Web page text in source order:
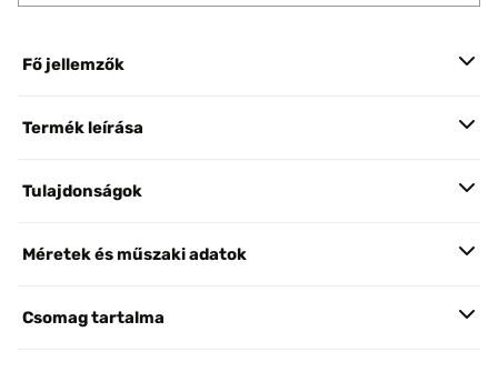
Fő jellemzők
Termék leírása
Tulajdonságok
Méretek és műszaki adatok
Csomag tartalma